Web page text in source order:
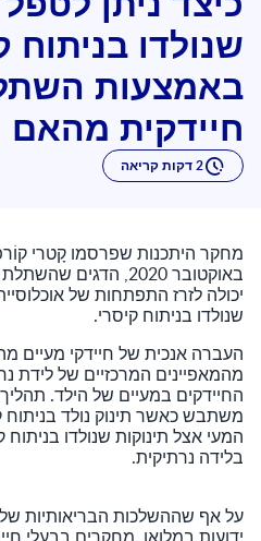
שנולדו בניתוח
באמצעות
חיידקית מהאם
2 דקות קריאה
מחקר היתכנות שפרסמו קָטרי
באוקטובר 2020,
יכולה לזרז התפתחות של
שנולדו בניתוח קיסרי.
העברה אנכית של חיידקי מעיים
מהמאפיינים המרכזיים של
החיידקים במעיים של הילד.
משתבש כאשר תינוק נולד בניתוח
המעי אצל תינוקות שנולדו
בלידה נרתיקית.
על אף שההשלכות הבריאותיות של